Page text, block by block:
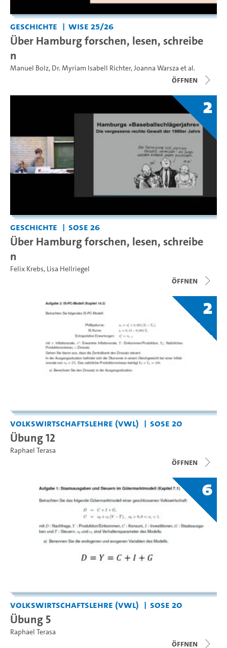
Geschichte WiSe 25/26
Über Hamburg forschen, lesen, schreibe
n
Manuel Bolz, Dr. Myriam Isabell Richter,Joanna Warsza et al.
Öffnen
2
Geschichte SoSe 26
Über Hamburg forschen, lesen, schreibe
n
Felix Krebs, Lisa Hellriegel
Öffnen
2
Volkswirtschaftslehre (VWL) SoSe 20
Übung 12
Raphael Terasa
Öffnen
6
Volkswirtschaftslehre (VWL) SoSe 20
Übung 5
Raphael Terasa
Öffnen